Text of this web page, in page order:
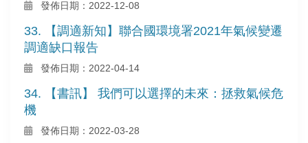
發佈日期：2022-12-08
33. 【調適新知】聯合國環境署2021年氣候變遷
調適缺口報告
發佈日期：2022-04-14
34. 【書訊】 我們可以選擇的未來：拯救氣候危
機
發佈日期：2022-03-28